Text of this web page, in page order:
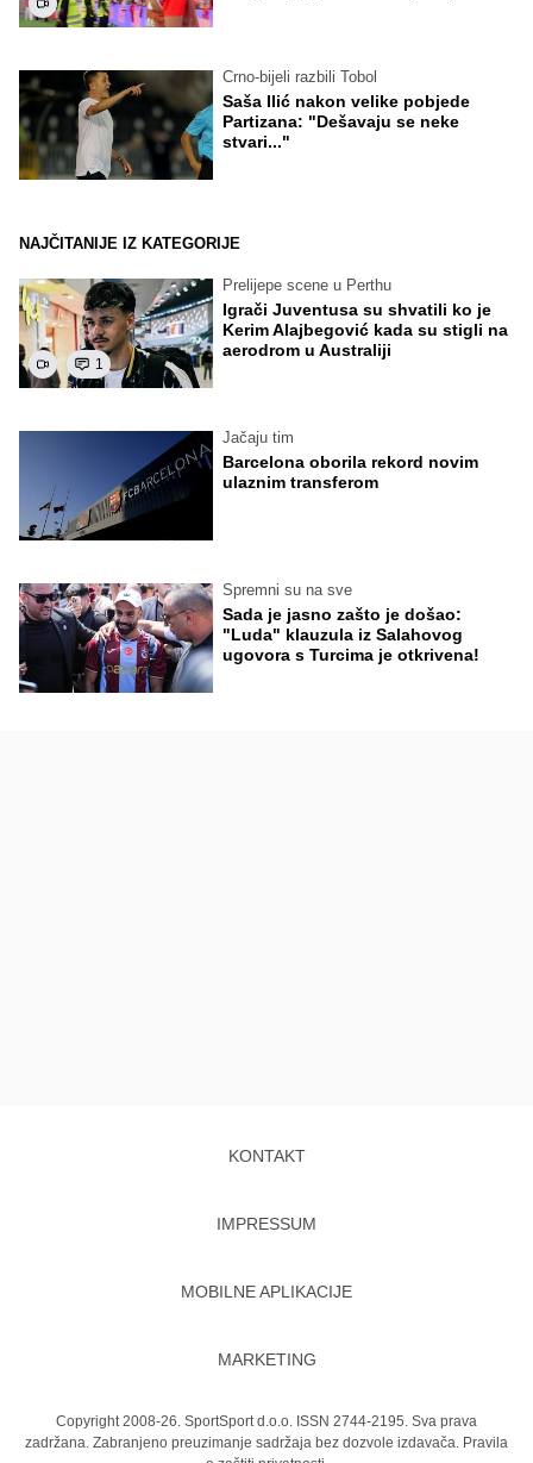
Crno-bijeli razbili Tobol
Saša Ilić nakon velike pobjede
Partizana: "Dešavaju se neke
stvari..."
NAJČITANIJE IZ KATEGORIJE
1
Prelijepe scene u Perthu
Igrači Juventusa su shvatili ko je
Kerim Alajbegović kada su stigli na
aerodrom u Australiji
Jačaju tim
Barcelona oborila rekord novim
ulaznim transferom
Spremni su na sve
Sada je jasno zašto je došao:
"Luda" klauzula iz Salahovog
ugovora s Turcima je otkrivena!
KONTAKT
IMPRESSUM
MOBILNE APLIKACIJE
MARKETING
Copyright 2008-26. SportSport d.o.o. ISSN 2744-2195. Sva prava
zadržana. Zabranjeno preuzimanje sadržaja bez dozvole izdavača. Pravila